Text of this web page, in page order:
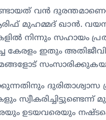
വൻ
മുഹമ്മദ് ഖാൻ.
നിന്നും സഹായം
കേരളം ഇതും
ഉടയവരെയും